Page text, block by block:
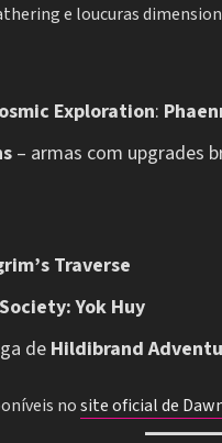
e loucuras
Exploration:
– armas com upgrades
Traverse
Yok Huy
deHildibrand
nosite oficial de